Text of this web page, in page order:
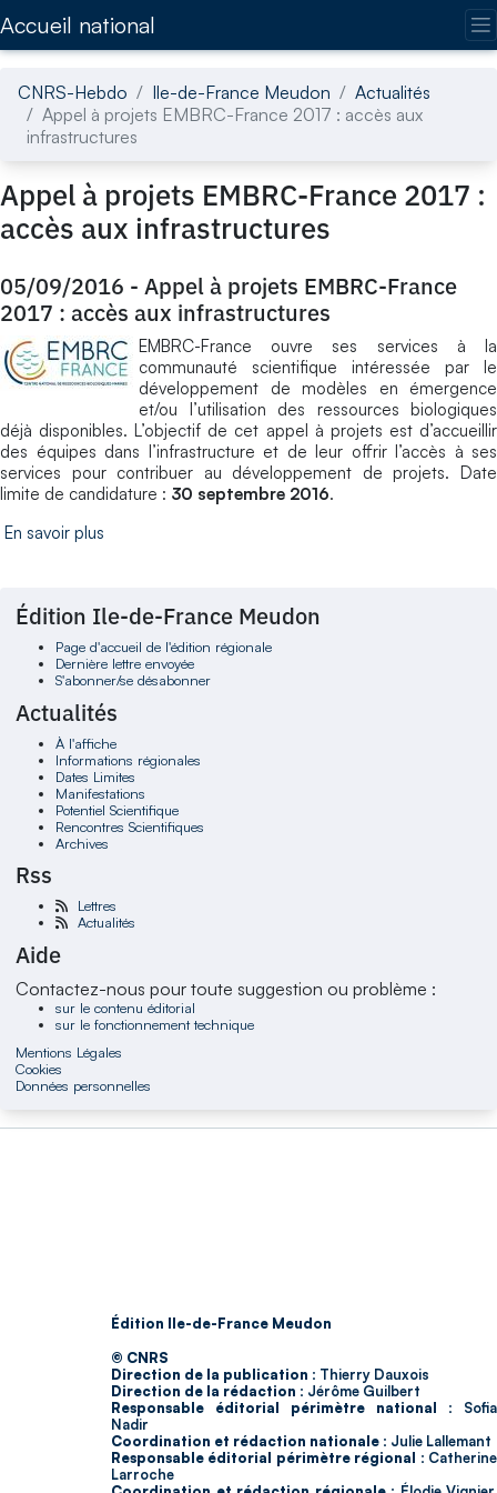
Accueil national
CNRS-Hebdo Ile-de-France Meudon
Actualités
Appel à projets EMBRC-France 2017 : accès aux
infrastructures
Appel à projets EMBRC-France 2017 :
accès aux infrastructures
05/09/2016 - Appel à projets EMBRC-France
2017 : accès aux infrastructures
EMBRC-France ouvre ses services à la
communauté scientifique intéressée par le
développement de modèles en émergence
et/ou l’utilisation des ressources biologiques
déjà disponibles. L’objectif de cet appel à projets est d’accueillir
des équipes dans l’infrastructure et de leur offrir l’accès à ses
services pour contribuer au développement de projets. Date
limite de candidature : 30 septembre 2016.
En savoir plus
Édition Ile-de-France Meudon
Page d'accueil de l'édition régionale
Dernière lettre envoyée
S'abonner/se désabonner
Actualités
À l'affiche
Informations régionales
Dates Limites
Manifestations
Potentiel Scientifique
Rencontres Scientifiques
Archives
Rss
Lettres
Actualités
Aide
Contactez-nous pour toute suggestion ou problème :
sur le contenu éditorial
sur le fonctionnement technique
Mentions Légales
Cookies
Données personnelles
Édition Ile-de-France Meudon
© CNRS
Direction de la publication : Thierry Dauxois
Direction de la rédaction : Jérôme Guilbert
Responsable éditorial périmètre national : Sofia
Nadir
Coordination et rédaction nationale : Julie Lallemant
Responsable éditorial périmètre régional : Catherine
Larroche